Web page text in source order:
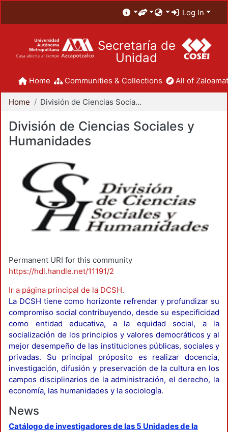
Log In
Secretaría de
Unidad
Home Communities & Collections All of
Home División de Ciencias Sociales y Humanidades
División de Ciencias Sociales y
Humanidades
Permanent URI for this community
https://hdl.handle.net/11191/2
Ir a página principal de la DCSH.
La DCSH tiene como horizonte refrendar y profundizar su
compromiso social contribuyendo, desde su especificidad
como entidad educativa, a la equidad social, a la
socialización de los principios y valores democráticos y al
mejor desempeño de las instituciones públicas, sociales y
privadas. Su principal próposito es realizar docencia,
investigación, difusión y preservación de la cultura en los
campos disciplinarios de la administración, el derecho, la
economía, las humanidades y la sociología.
News
Catálogo de investigadores de las 5 Unidades de la